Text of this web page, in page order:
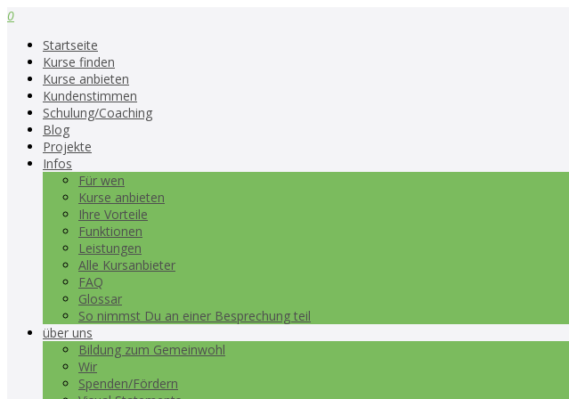
0
Startseite
Kurse finden
Kurse anbieten
Kundenstimmen
Schulung/Coaching
Blog
Projekte
Infos
Für wen
Kurse anbieten
Ihre Vorteile
Funktionen
Leistungen
Alle Kursanbieter
FAQ
Glossar
So nimmst Du an einer Besprechung teil
über uns
Bildung zum Gemeinwohl
Wir
Spenden/Fördern